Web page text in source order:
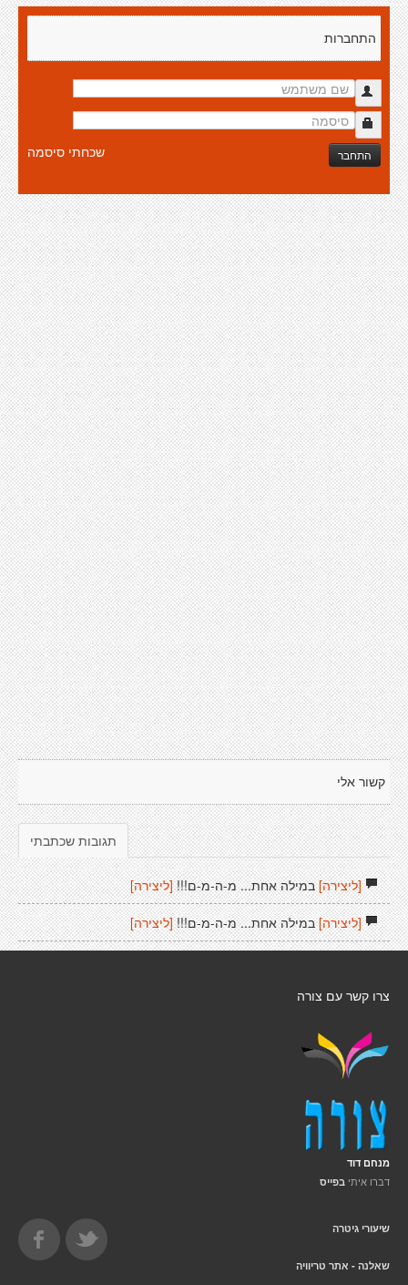
התחברות
התחבר שכחתי סיסמה
קשור אלי
תגובות שכתבתי
[ליצירה]במילה אחת... מ-ה-מ-ם!!! [ליצירה]
[ליצירה]במילה אחת... מ-ה-מ-ם!!! [ליצירה]
צרו קשר עם צורה
מנחם דוד
דברו איתי בפייס
שיעורי גיטרה
שאלנה - אתר טריוויה